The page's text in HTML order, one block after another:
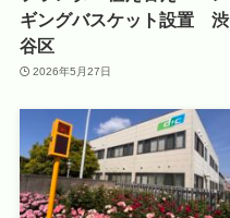
ギングバスケット設置 渋
谷区
2026年5月27日